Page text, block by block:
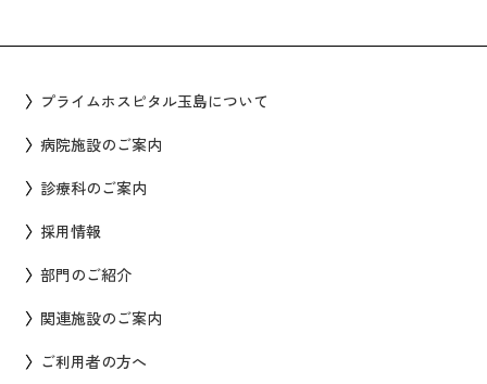
プライムホスピタル玉島について
病院施設のご案内
診療科のご案内
採用情報
部門のご紹介
関連施設のご案内
ご利用者の方へ